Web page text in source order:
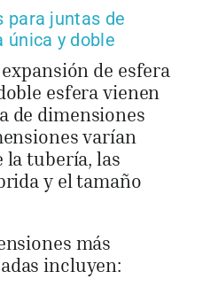
para juntas de
única y doble
de esfera
esfera vienen
de dimensiones
varían
la tubería, las
y el tamaño
más
incluyen: